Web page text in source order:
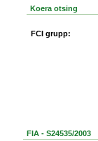
Koera otsing
FCI grupp:
FIA - S24535/2003